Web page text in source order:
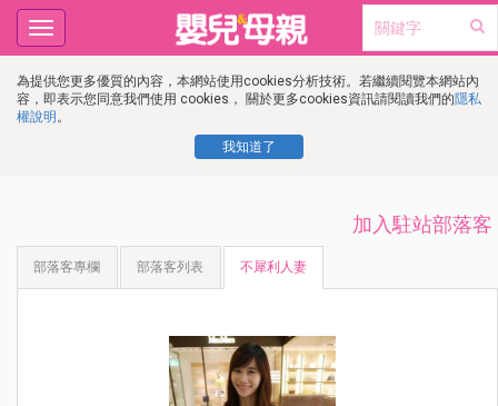
為提供您更多優質的內容，本網站使用cookies分析技術。若繼續閱覽本網站內
容，即表示您同意我們使用 cookies， 關於更多cookies資訊請閱讀我們的隱私
權說明 。
我知道了
Toggle
navigation
加入駐站部落客
部落客專欄 部落客列表 不犀利人妻